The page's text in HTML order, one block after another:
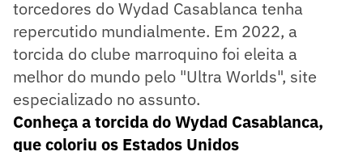
torcedores do Wydad Casablanca tenha
repercutido mundialmente. Em 2022, a
torcida do clube marroquino foi eleita a
melhor do mundo pelo "Ultra Worlds", site
especializado no assunto.
Conheça a torcida do Wydad Casablanca,
que coloriu os Estados Unidos